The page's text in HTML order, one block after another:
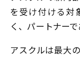
を受け付ける対
く、パートナー
アスクルは最大